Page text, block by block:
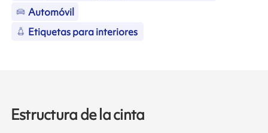
Automóvil
Etiquetas para interiores
Estructura de la cinta